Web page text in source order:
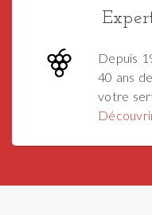
Depuis
40 ans
votre